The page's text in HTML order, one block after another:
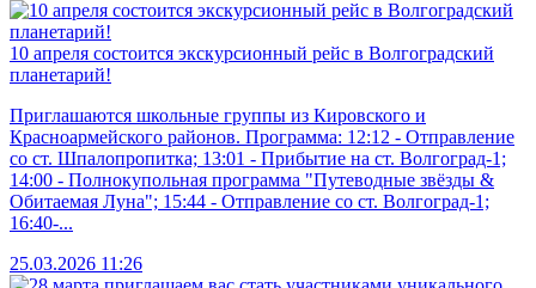
10 апреля состоится экскурсионный рейс в Волгоградский
планетарий!
Приглашаются школьные группы из Кировского и
Красноармейского районов. Программа: 12:12 - Отправление
со ст. Шпалопропитка; 13:01 - Прибытие на ст. Волгоград-1;
14:00 - Полнокупольная программа "Путеводные звёзды &
Обитаемая Луна"; 15:44 - Отправление со ст. Волгоград-1;
16:40-...
25.03.2026 11:26